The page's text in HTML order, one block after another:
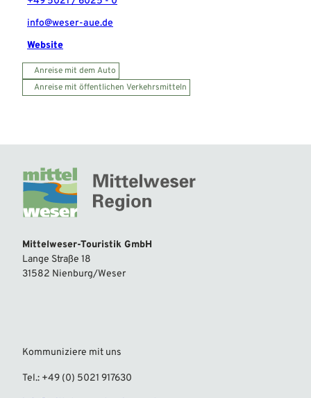
info@weser-aue.de
Website
Anreise mit dem Auto
Anreise mit öffentlichen Verkehrsmitteln
Mittelweser-Touristik GmbH
Lange Straße 18
31582 Nienburg/Weser
Kommuniziere mit uns
Tel.: +49 (0) 5021 917630